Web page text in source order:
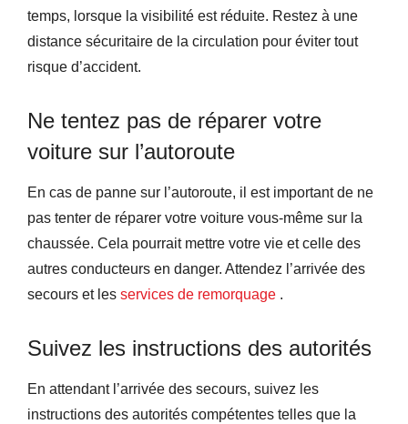
temps, lorsque la visibilité est réduite. Restez à une
distance sécuritaire de la circulation pour éviter tout
risque d’accident.
Ne tentez pas de réparer votre
voiture sur l’autoroute
En cas de panne sur l’autoroute, il est important de ne
pas tenter de réparer votre voiture vous-même sur la
chaussée. Cela pourrait mettre votre vie et celle des
autres conducteurs en danger. Attendez l’arrivée des
secours et les services de remorquage .
Suivez les instructions des autorités
En attendant l’arrivée des secours, suivez les
instructions des autorités compétentes telles que la